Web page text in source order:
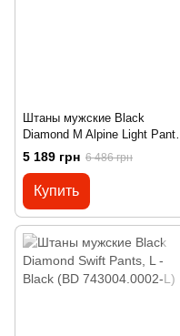
Штаны мужские Black
Diamond M Alpine Light Pants,
Black, 34 (BD
74304400020341)
5 189 грн 6 486 грн
Купить